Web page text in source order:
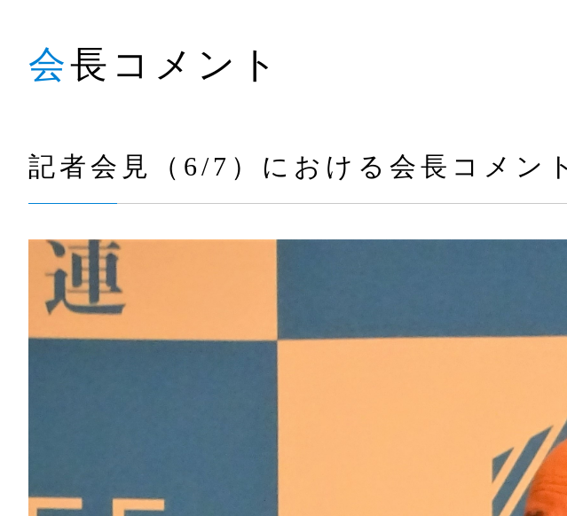
会長コメント
記者会見（6/7）における会長コメン